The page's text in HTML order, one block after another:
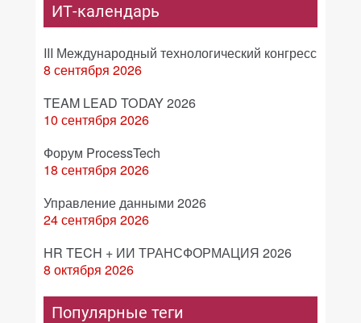
ИТ-календарь
III Международный технологический конгресс
8 сентября 2026
TEAM LEAD TODAY 2026
10 сентября 2026
Форум ProcessTech
18 сентября 2026
Управление данными 2026
24 сентября 2026
HR TECH + ИИ ТРАНСФОРМАЦИЯ 2026
8 октября 2026
Популярные теги